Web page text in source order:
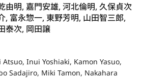
由明, 嘉門安雄, 河北倫明, 久保貞次
, 富永惣一, 東野芳明, 山田智三郎,
泰次, 岡田譲
Inui Yoshiaki, Kamon Yasuo,
Sadajiro, Miki Tamon, Nakahara